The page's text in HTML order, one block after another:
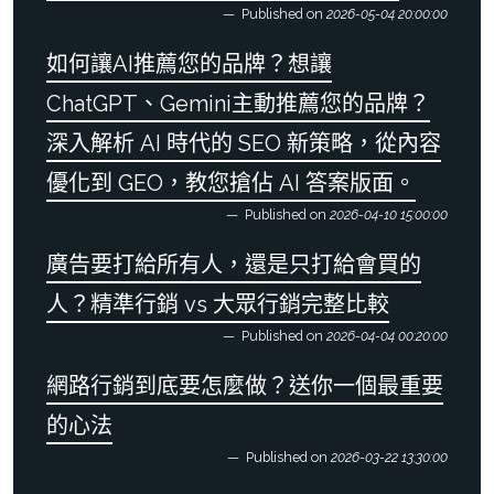
Published on 2026-05-04 20:00:00
如何讓AI推薦您的品牌？想讓
ChatGPT、Gemini主動推薦您的品牌？
深入解析 AI 時代的 SEO 新策略，從內容
優化到 GEO，教您搶佔 AI 答案版面。
Published on 2026-04-10 15:00:00
廣告要打給所有人，還是只打給會買的
人？精準行銷 vs 大眾行銷完整比較
Published on 2026-04-04 00:20:00
網路行銷到底要怎麼做？送你一個最重要
的心法
Published on 2026-03-22 13:30:00